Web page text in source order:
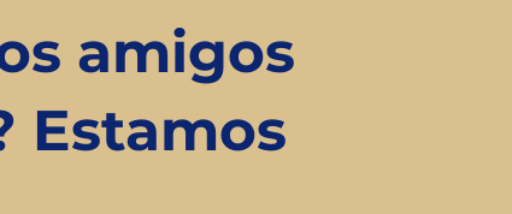
amigos
Estamos